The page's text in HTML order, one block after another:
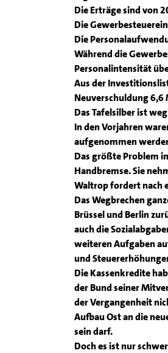
Die Erträge sind von
Die
Die
Während die
Personalintensität
Aus der
Neuverschuldung
Das Tafelsilber ist
In den Vorjahren
aufgenommen
Das größte Problem
Handbremse. Sie
Waltrop fordert nach
Das Wegbrechen
Brüssel und Berlin
auch die
weiteren Aufgaben
und
Die Kassenkredite
der Bund seiner
der Vergangenheit
Aufbau Ost an die
sein darf.
Doch es ist nur